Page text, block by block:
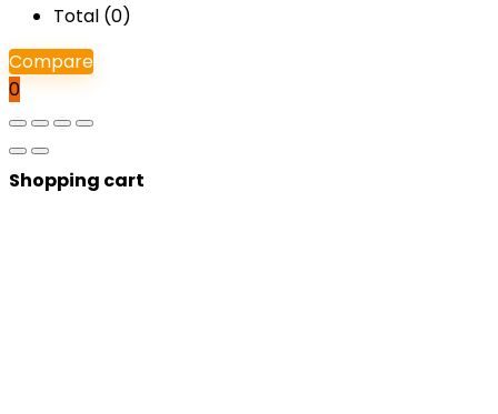
Total (0)
Compare
0
Shopping cart